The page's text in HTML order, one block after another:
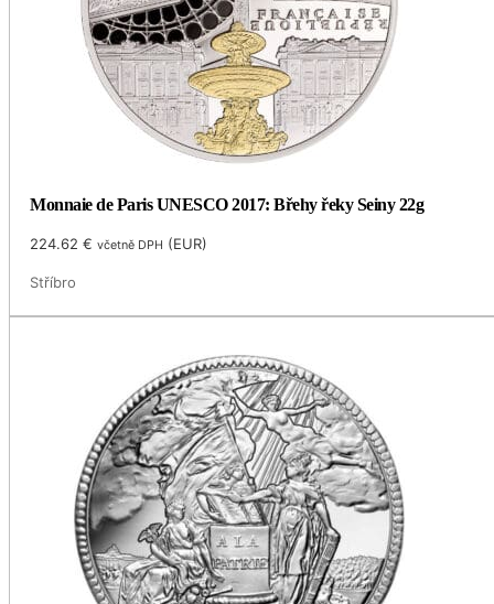
Monnaie de Paris UNESCO 2017: Břehy řeky Seiny 22g
224.62€ včetně DPH (EUR)
Stříbro